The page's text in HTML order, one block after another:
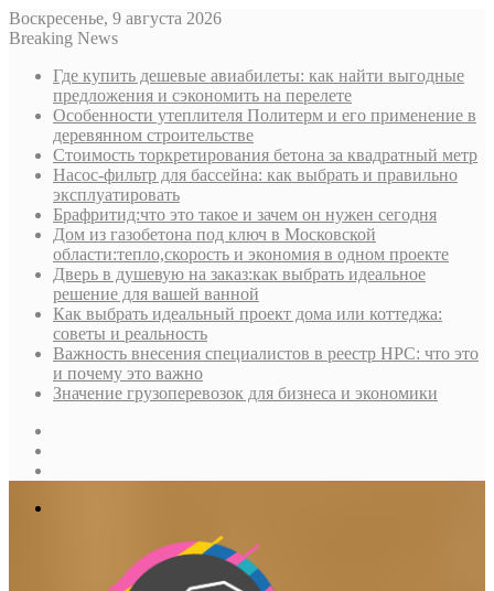
Воскресенье, 9 августа 2026
Breaking News
Где купить дешевые авиабилеты: как найти выгодные
предложения и сэкономить на перелете
Особенности утеплителя Политерм и его применение в
деревянном строительстве
Стоимость торкретирования бетона за квадратный метр
Насос-фильтр для бассейна: как выбрать и правильно
эксплуатировать
Брафритид:что это такое и зачем он нужен сегодня
Дом из газобетона под ключ в Московской
области:тепло,скорость и экономия в одном проекте
Дверь в душевую на заказ:как выбрать идеальное
решение для вашей ванной
Как выбрать идеальный проект дома или коттеджа:
советы и реальность
Важность внесения специалистов в реестр НРС: что это
и почему это важно
Значение грузоперевозок для бизнеса и экономики